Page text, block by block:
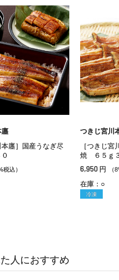
廛
本廛］国産うなぎ尽
税込）
つきじ宮川
［つきじ
焼 ６５ｇ
6,950 円 （
在庫：○
冷凍
人におすすめ